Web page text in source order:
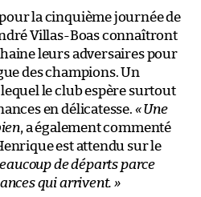
la cinquième journée de
Villas-Boas connaîtront
leurs adversaires pour
des champions. Un
le club espère surtout
en délicatesse. « Une
, a également commenté
est attendu sur le
de départs parce
qui arrivent. »